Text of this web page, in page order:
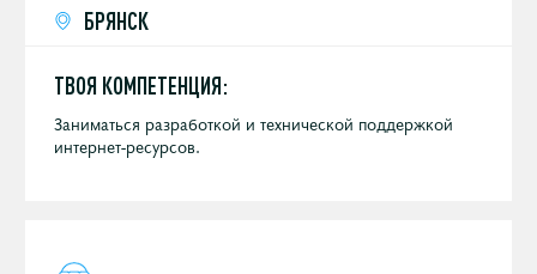
БРЯНСК
ТВОЯ КОМПЕТЕНЦИЯ:
Заниматься разработкой и технической поддержкой
интернет-ресурсов.